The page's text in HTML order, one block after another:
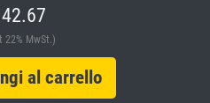
22% MwSt.)
al carrello